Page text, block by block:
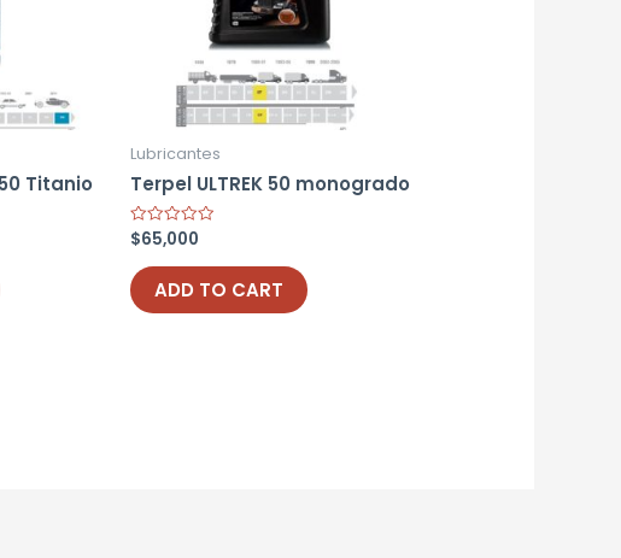
Titanio
Lubricantes
Terpel ULTREK 50 monogrado
Rated
0
out
of
5
$65,000
ADD TO CART